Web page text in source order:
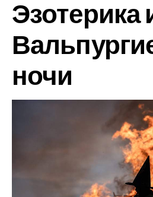
Эзотерика
ночи